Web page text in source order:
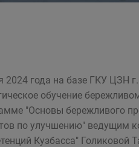
2024 года на базе ГКУ ЦЗН
обучение
"Основы бережливого
по улучшению" ведущим
Кузбасса" Голиковой